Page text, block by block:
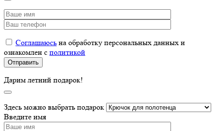
Соглашаюсь на обработку персональных данных и
ознакомлен с политикой
Дарим летний подарок!
Здесь можно выбрать подарок
Введите имя